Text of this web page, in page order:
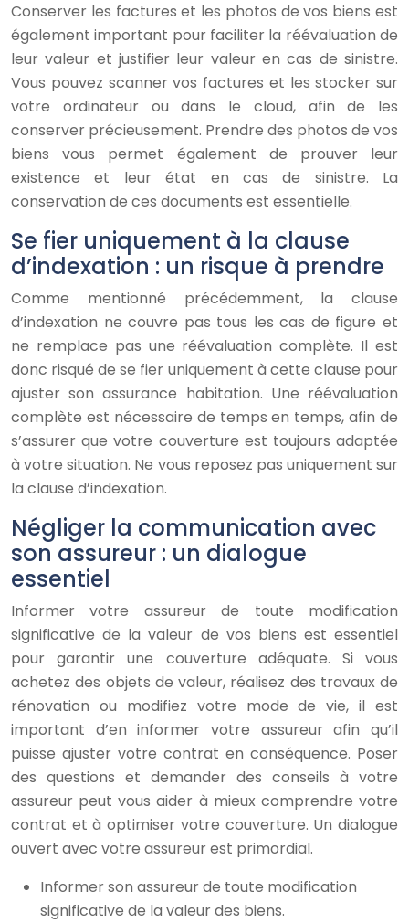
Conserver les factures et les photos de vos biens est
également important pour faciliter la réévaluation de
leur valeur et justifier leur valeur en cas de sinistre.
Vous pouvez scanner vos factures et les stocker sur
votre ordinateur ou dans le cloud, afin de les
conserver précieusement. Prendre des photos de vos
biens vous permet également de prouver leur
existence et leur état en cas de sinistre. La
conservation de ces documents est essentielle.
Se fier uniquement à la clause
d’indexation : un risque à prendre
Comme mentionné précédemment, la clause
d’indexation ne couvre pas tous les cas de figure et
ne remplace pas une réévaluation complète. Il est
donc risqué de se fier uniquement à cette clause pour
ajuster son assurance habitation. Une réévaluation
complète est nécessaire de temps en temps, afin de
s’assurer que votre couverture est toujours adaptée
à votre situation. Ne vous reposez pas uniquement sur
la clause d’indexation.
Négliger la communication avec
son assureur : un dialogue
essentiel
Informer votre assureur de toute modification
significative de la valeur de vos biens est essentiel
pour garantir une couverture adéquate. Si vous
achetez des objets de valeur, réalisez des travaux de
rénovation ou modifiez votre mode de vie, il est
important d’en informer votre assureur afin qu’il
puisse ajuster votre contrat en conséquence. Poser
des questions et demander des conseils à votre
assureur peut vous aider à mieux comprendre votre
contrat et à optimiser votre couverture. Un dialogue
ouvert avec votre assureur est primordial.
Informer son assureur de toute modification
significative de la valeur des biens.